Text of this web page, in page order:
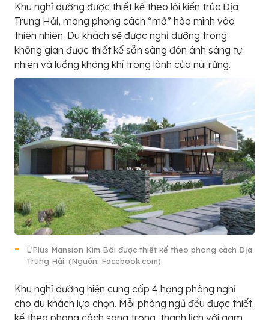
Khu nghỉ dưỡng được thiết kế theo lối kiến trúc Địa
Trung Hải, mang phong cách “mở” hòa mình vào
thiên nhiên. Du khách sẽ được nghỉ dưỡng trong
không gian được thiết kế sẵn sàng đón ánh sáng tự
nhiên và luồng không khí trong lành của núi rừng.
L’Plus Mansion Kim Bôi được thiết kế theo phong cách Địa
Trung Hải. (Nguồn: Facebook.com)
Khu nghỉ dưỡng hiện cung cấp 4 hạng phòng nghỉ
cho du khách lựa chọn. Mỗi phòng ngủ đều được thiết